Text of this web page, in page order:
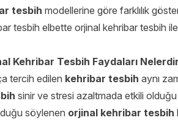
tesbih modellerine göre farklılık
tesbih elbette orjinal kehribar tesbih
Kehribar Tesbih Faydaları
tercih edilen kehribar tesbih aynı
sinir ve stresi azaltmada etkili
söylenen orjinal kehribar tesbih